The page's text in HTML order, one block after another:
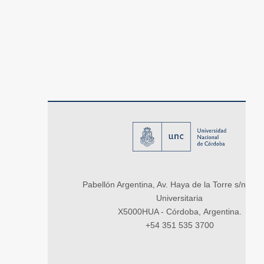
Pabellón Argentina, Av. Haya de la Torre s/n,
Universitaria
X5000HUA - Córdoba, Argentina.
+54 351 535 3700